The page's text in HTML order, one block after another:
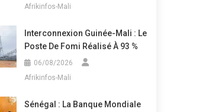
Afrikinfos-Mali
Interconnexion Guinée-Mali : Le
Poste De Fomi Réalisé À 93 %
06/08/2026
Afrikinfos-Mali
Sénégal : La Banque Mondiale